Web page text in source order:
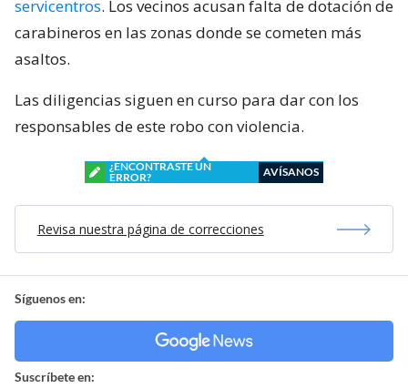
servicentros. Los vecinos acusan falta de dotación de
carabineros en las zonas donde se cometen más
asaltos.
Las diligencias siguen en curso para dar con los
responsables de este robo con violencia.
¿ENCONTRASTE UN
ERROR?
AVÍSANOS
Revisa nuestra página de correcciones
Síguenos en:
Suscríbete en: